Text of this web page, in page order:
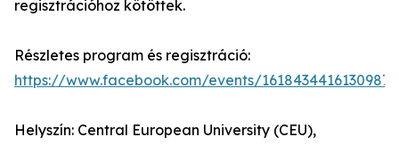
regisztrációhoz kötöttek.
Részletes program és regisztráció:
https://www.facebook.com/events/1618434416130987/
Helyszín: Central European University (CEU),